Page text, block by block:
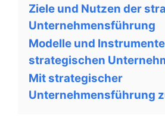
Ziele und Nutzen der
Unternehmensführung
Modelle und
strategischen
Mit strategischer
Unternehmensführung